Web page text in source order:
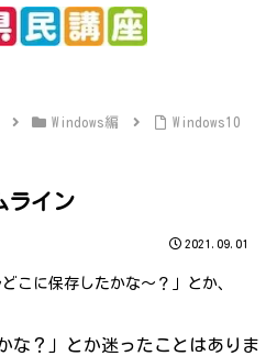
Windows編
Windows10
ライン
2021.09.01
こに保存したかな～？」とか、
な？」とか迷ったことはありま